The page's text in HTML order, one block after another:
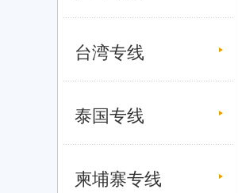
台湾专线
泰国专线
柬埔寨专线